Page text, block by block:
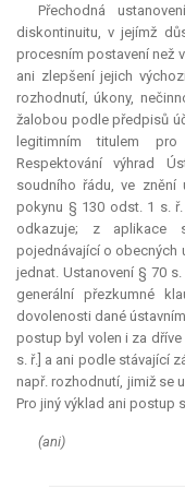
Přechodná
diskontinuitu, v jejímž
procesním postavení než
ani zlepšení jejich
rozhodnutí, úkony,
žalobou podle předpisů
legitimním titulem
Respektování výhrad
soudního řádu, ve znění
pokynu § 130 odst. 1 s.
odkazuje; z aplikace
pojednávající o obecných
jednat. Ustanovení § 70
generální přezkumné
dovolenosti dané
postup byl volen i za
s. ř.] a ani podle stávající
např. rozhodnutí, jimiž se
Pro jiný výklad ani postup
(ani)